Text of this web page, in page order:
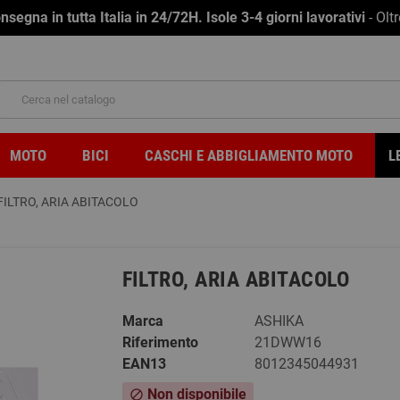
in tutta Italia in 24/72H. Isole 3-4 giorni lavorativi -
MOTO BICI CASCHI E ABBIGLIAMENTO MOTO
ARIA ABITACOLO
FILTRO, ARIA ABITACOLO
Marca
ASHIKA
Riferimento
21DWW16
EAN13
8012345044931
block Non disponibile